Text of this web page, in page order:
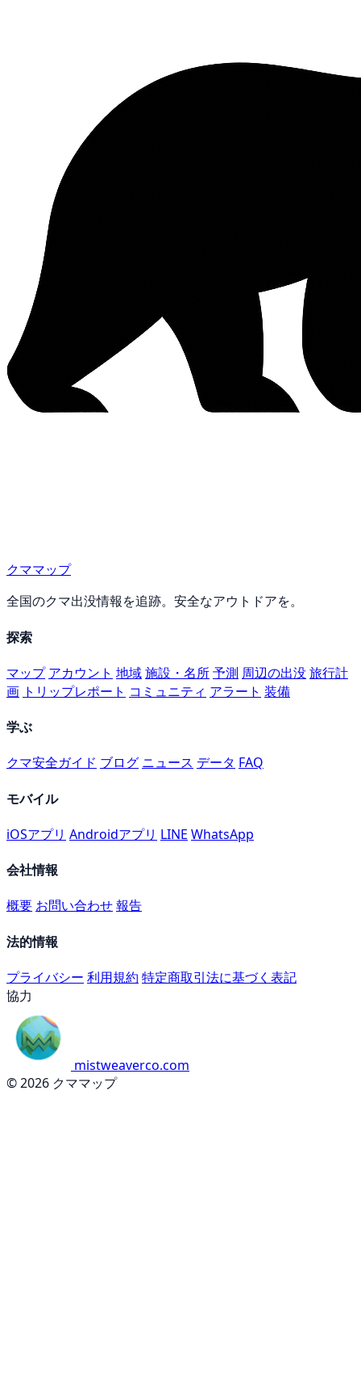
クママップ
全国のクマ出没情報を追跡。安全なアウトドアを。
探索
マップ アカウント 地域施設・名所予測 周辺の出没旅行計
画 トリップレポート コミュニティ アラート 装備
学ぶ
クマ安全ガイド ブログ ニュース データ FAQ
モバイル
iOSアプリ Androidアプリ LINE WhatsApp
会社情報
概要 お問い合わせ報告
法的情報
プライバシー 利用規約 特定商取引法に基づく表記
協力
mistweaverco.com
© 2026 クママップ